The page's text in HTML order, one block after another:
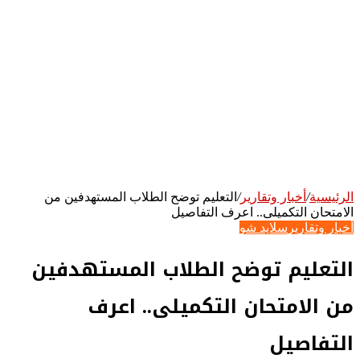
الرئيسية/ أخبار وتقارير/ التعليم توضح الطلاب المستهدفين من
الامتحان التكميلى.. اعرف التفاصيل
أخبار وتقارير سلايد شو
التعليم توضح الطلاب المستهدفين
من الامتحان التكميلى.. اعرف
التفاصيل